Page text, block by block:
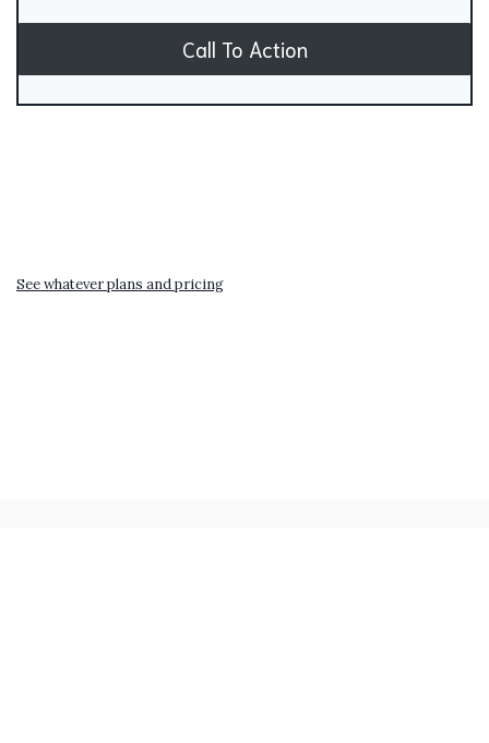
Call To Action
See whatever plans and pricing